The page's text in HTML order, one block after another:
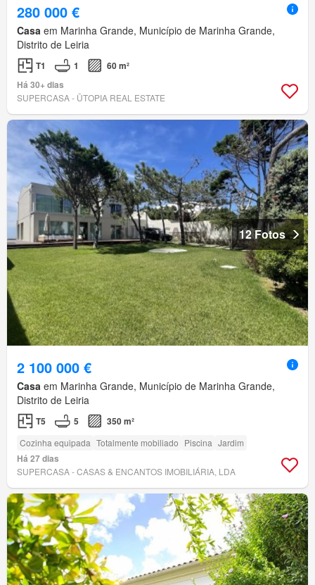
280 000 €
Casa em Marinha Grande, Município de Marinha Grande,
Distrito de Leiria
T1 1
60 m²
Há 30+ dias
SUPERCASA - ŪTOPIA REAL ESTATE
12 Fotos
2 100 000 €
Casa em Marinha Grande, Município de Marinha Grande,
Distrito de Leiria
T5 5 350 m²
Cozinha equipada Totalmente mobiliado Piscina Jardim
Há 27 dias
SUPERCASA - CASAS & ENCANTOS IMOBILIÁRIA, LDA